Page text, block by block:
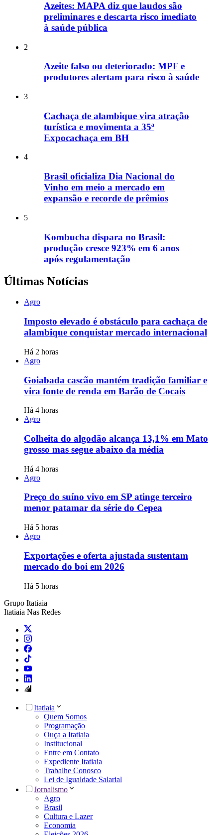
Azeites: MAPA diz que laudos são
preliminares e descarta risco imediato
à saúde pública
2
Azeite falso ou deteriorado: MPF e
produtores alertam para risco à saúde
3
Cachaça de alambique vira atração
turística e movimenta a 35ª
Expocachaça em BH
4
Brasil oficializa Dia Nacional do
Vinho em meio a mercado em
expansão e recorde de prêmios
5
Kombucha dispara no Brasil:
produção cresce 923% em 6 anos
após regulamentação
Últimas Notícias
Agro
Imposto elevado é obstáculo para cachaça de
alambique conquistar mercado internacional
Há 2 horas
Agro
Goiabada cascão mantém tradição familiar e
vira fonte de renda em Barão de Cocais
Há 4 horas
Agro
Colheita do algodão alcança 13,1% em Mato
grosso mas segue abaixo da média
Há 4 horas
Agro
Preço do suíno vivo em SP atinge terceiro
menor patamar da série do Cepea
Há 5 horas
Agro
Exportações e oferta ajustada sustentam
mercado do boi em 2026
Há 5 horas
Grupo Itatiaia
Itatiaia Nas Redes
Itatiaia
Quem Somos
Programação
Ouça a Itatiaia
Institucional
Entre em Contato
Expediente Itatiaia
Trabalhe Conosco
Lei de Igualdade Salarial
Jornalismo
Agro
Brasil
Cultura e Lazer
Economia